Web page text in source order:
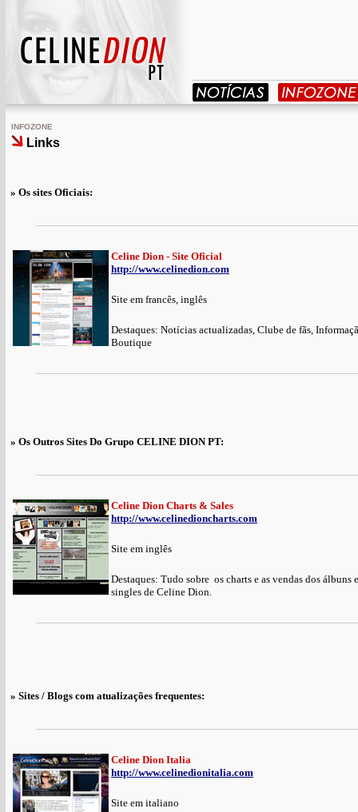
INFOZONE
Links
» Os sites Oficiais:
Celine Dion - Site Oficial
http://www.celinedion.com
Site em francês, inglês
Destaques: Notícias actualizadas, Clube de fãs,
Boutique
» Os Outros Sites Do Grupo CELINE DION PT:
Celine Dion Charts & Sales
http://www.celinedioncharts.com
Site em inglês
Destaques: Tudo sobre os charts e as vendas dos álbuns e
singles de Celine Dion.
» Sites / Blogs com atualizações frequentes:
Celine Dion Italia
http://www.celinedionitalia.com
Site em italiano